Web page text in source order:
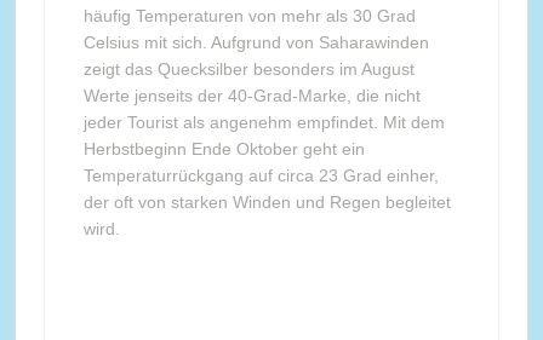
häufig Temperaturen von mehr als 30 Grad
Celsius mit sich. Aufgrund von Saharawinden
zeigt das Quecksilber besonders im August
Werte jenseits der 40-Grad-Marke, die nicht
jeder Tourist als angenehm empfindet. Mit dem
Herbstbeginn Ende Oktober geht ein
Temperaturrückgang auf circa 23 Grad einher,
der oft von starken Winden und Regen begleitet
wird.